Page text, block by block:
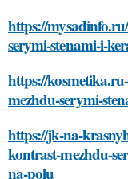
https://
serymi-stenami-i-
https://
mezhdu-serymi-
https://jk-na-
kontrast-mezhdu-
na-polu